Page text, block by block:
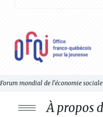
Forum mondial de l'économie
À propos